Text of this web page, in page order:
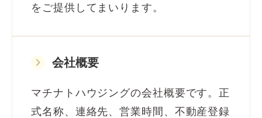
をご提供してまいります。
keyboard_arrow_right 会社概要
マチナトハウジングの会社概要です。正
式名称、連絡先、営業時間、不動産登録